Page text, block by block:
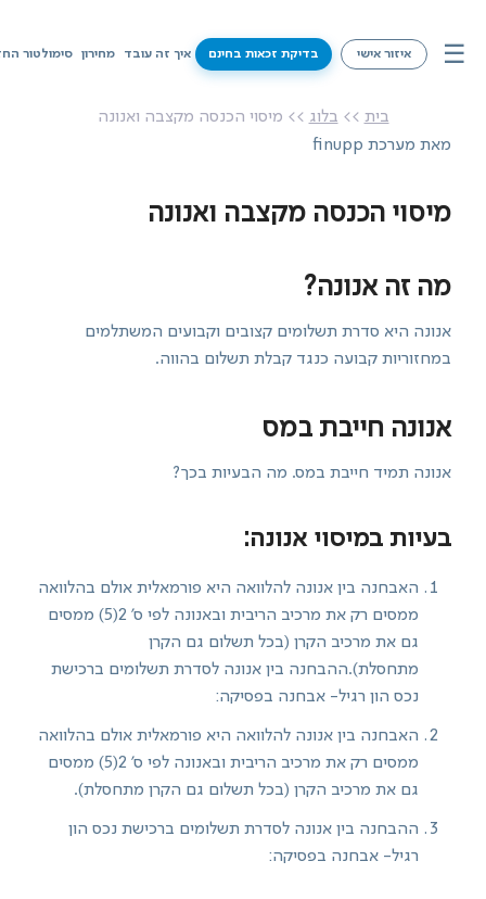
☰ איזור אישי בדיקת זכאות בחינם איך זה עובד מחירון סימולטור
סימולטור החזרי מס
צרו קשר
בדיקת זכאות בחינם
איזור אישי
בית >> בלוג >> מיסוי הכנסה מקצבה ואנונה
מאת מערכת finupp
מיסוי הכנסה מקצבה ואנונה
מה זה אנונה?
אנונה היא סדרת תשלומים קצובים וקבועים המשתלמים
במחזוריות קבועה כנגד קבלת תשלום בהווה.
אנונה חייבת במס
אנונה תמיד חייבת במס. מה הבעיות בכך?
בעיות במיסוי אנונה:
האבחנה בין אנונה להלוואה היא פורמאלית אולם בהלוואה
ממסים רק את מרכיב הריבית ובאנונה לפי ס' 2(5) ממסים
גם את מרכיב הקרן (בכל תשלום גם הקרן
מתחסלת).ההבחנה בין אנונה לסדרת תשלומים ברכישת
נכס הון רגיל- אבחנה בפסיקה:
האבחנה בין אנונה להלוואה היא פורמאלית אולם בהלוואה
ממסים רק את מרכיב הריבית ובאנונה לפי ס' 2(5) ממסים
גם את מרכיב הקרן (בכל תשלום גם הקרן מתחסלת).
ההבחנה בין אנונה לסדרת תשלומים ברכישת נכס הון
רגיל- אבחנה בפסיקה: